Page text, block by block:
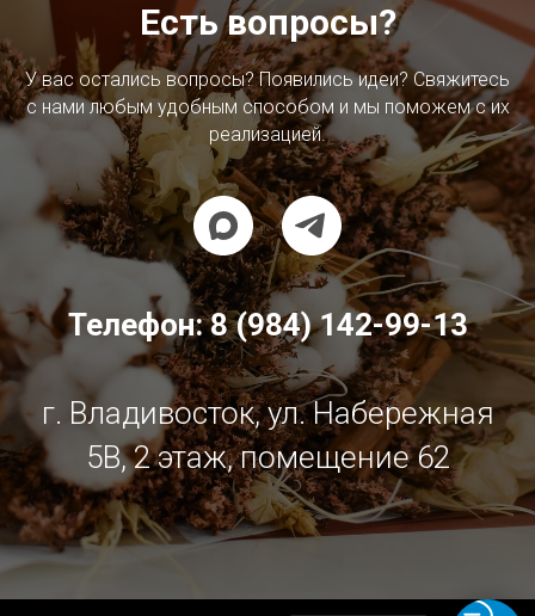
Есть вопросы?
У вас остались вопросы? Появились идеи? Свяжитесь
с нами любым удобным способом и мы поможем с их
реализацией.
Телефон:8 (984) 142-99-13
г. Владивосток, ул. Набережная
5В, 2 этаж, помещение 62